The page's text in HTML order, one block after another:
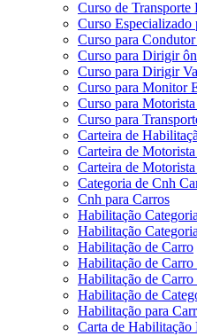
Curso de Transporte
Curso Especializado
Curso para
Curso para Dirigir
Curso para Dirigir
Curso para Monitor
Curso para
Curso para
Carteira de
Carteira de
Carteira de
Categoria de Cnh
Cnh para Carros
Habilitação
Habilitação
Habilitação de Carro
Habilitação de Carro
Habilitação de Carro
Habilitação de
Habilitação para
Carta de Habilitação